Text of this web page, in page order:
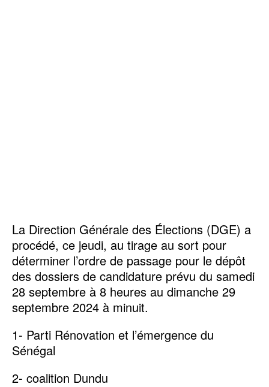
La Direction Générale des Élections (DGE) a
procédé, ce jeudi, au tirage au sort pour
déterminer l’ordre de passage pour le dépôt
des dossiers de candidature prévu du samedi
28 septembre à 8 heures au dimanche 29
septembre 2024 à minuit.
1- Parti Rénovation et l’émergence du
Sénégal
2- coalition Dundu